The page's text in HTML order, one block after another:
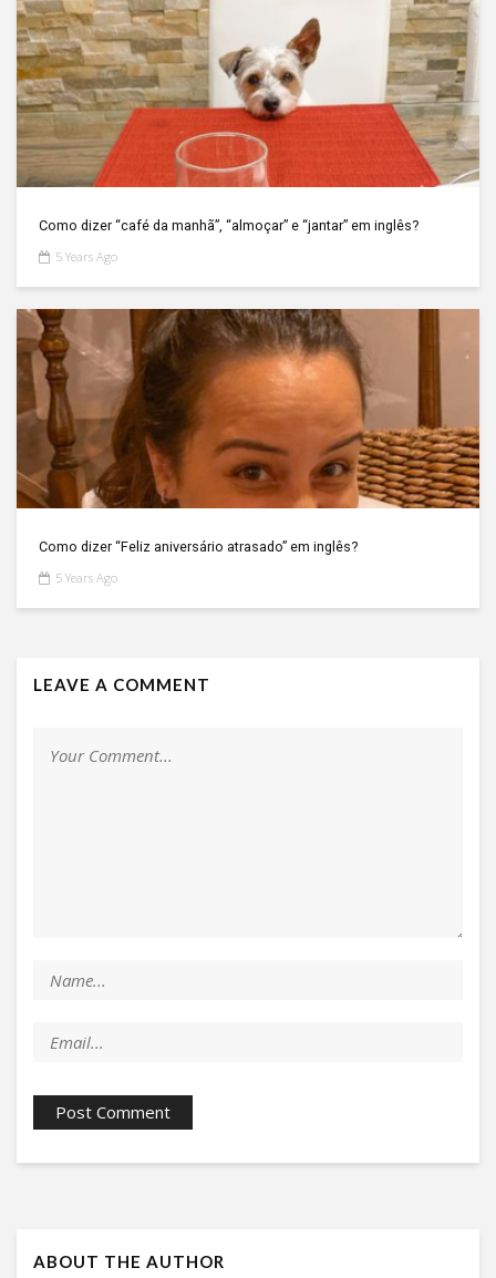
Como dizer “café da manhã”, “almoçar” e “jantar” em inglês?
5 Years Ago
Como dizer “Feliz aniversário atrasado” em inglês?
5 Years Ago
LEAVE A COMMENT
ABOUT THE AUTHOR